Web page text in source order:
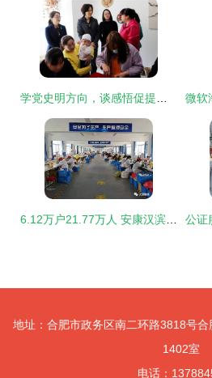
地址：合肥市政务区南二环路3818号
1402室
电话：